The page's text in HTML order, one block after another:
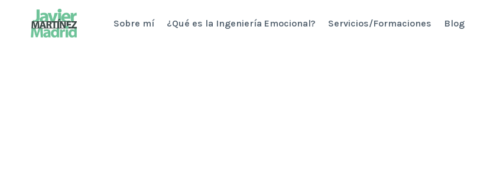
Sobre mí ¿Qué es la Ingeniería Emocional? Servicios/Formaciones Blog